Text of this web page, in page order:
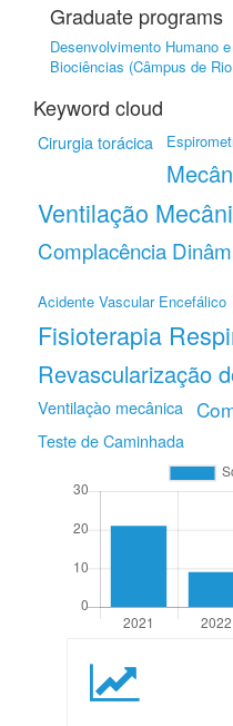
Graduate programs
Desenvolvimento Humano
Biociências (Câmpus de
Keyword cloud
Cirurgia torácica
Ventilação
Complacência
Acidente Vascular Encefálico
Fisioterapia
Revascularização
Ventilaçào mecânica
Teste de Caminhada